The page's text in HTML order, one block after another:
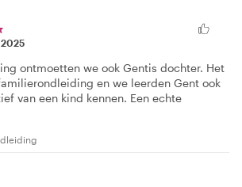
ontmoetten we ook Gentis dochter. Het
en we leerden Gent ook
van een kind kennen. Een echte